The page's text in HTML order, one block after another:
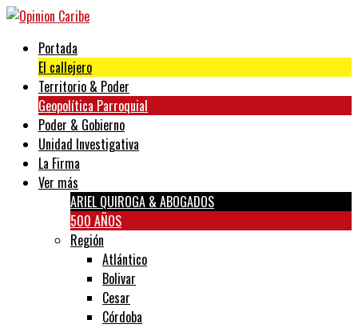
Portada
El callejero
Territorio & Poder
Geopolítica Parroquial
Poder & Gobierno
Unidad Investigativa
La Firma
Ver más
ARIEL QUIROGA & ABOGADOS
500 AÑOS
Región
Atlántico
Bolivar
Cesar
Córdoba